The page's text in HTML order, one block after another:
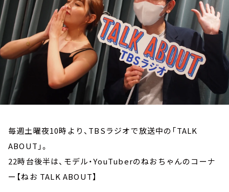
毎週土曜夜10時より、TBSラジオで放送中の「TALK
ABOUT」。
22時台後半は、モデル・YouTuberのねおちゃんのコーナ
ー【ねお TALK ABOUT】